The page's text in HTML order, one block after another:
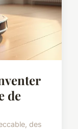
de
des